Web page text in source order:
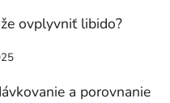
ovplyvniť libido?
a porovnanie